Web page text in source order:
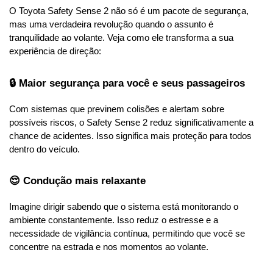
O Toyota Safety Sense 2 não só é um pacote de segurança,
mas uma verdadeira revolução quando o assunto é
tranquilidade ao volante. Veja como ele transforma a sua
experiência de direção:
🔒 Maior segurança para você e seus passageiros
Com sistemas que previnem colisões e alertam sobre
possíveis riscos, o Safety Sense 2 reduz significativamente a
chance de acidentes. Isso significa mais proteção para todos
dentro do veículo.
😌 Condução mais relaxante
Imagine dirigir sabendo que o sistema está monitorando o
ambiente constantemente. Isso reduz o estresse e a
necessidade de vigilância contínua, permitindo que você se
concentre na estrada e nos momentos ao volante.